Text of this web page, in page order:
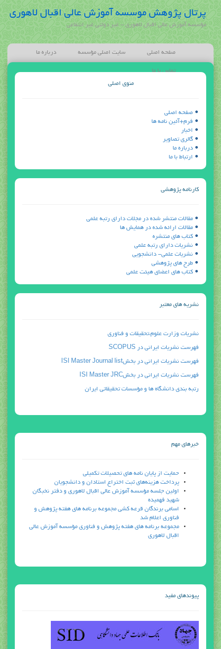
پرتال پژوهش موسسه آموزش عالی اقبال لاهوری
مؤسسه آموزش عالی اقبال لاهوری - غیر دولتی غیر انتفاعی
صفحه اصلی سایت اصلی مؤسسه درباره ما
تماس با ما
منوی اصلی
صفحه اصلی
فرم+آئين نامه ها
اخبار
گالری تصاویر
درباره ما
ارتباط با ما
كارنامه پژوهشي
مقالات منتشر شده در مجلات داراي رتبه علمي
مقالات ارائه شده در همايش ها
كتاب هاي منتشره
نشريات داراي رتبه علمي
نشريات علمي- دانشجويي
طرح هاي پژوهشي
كتاب هاي اعضاي هيئت علمي
نشریه های معتبر
نشريات وزارت علوم،تحقيقات و فناوري
فهرست نشريات ايراني در SCOPUS
فهرست نشريات ايراني در بخشISI Master Journal list
فهرست نشريات ايراني در بخشISI Master JRC
رتبه بندي دانشگاه ها و مؤسسات تحقيقاتي ايران
خبرهاي مهم
حمايت از پايان نامه هاي تحصيلات تكميلي
پرداخت هزینه‌های ثبت اختراع استادان و دانشجویان
اولين جلسه مؤسسه آموزش عالي اقبال لاهوري و دفتر نخبگان
شهيد فهميده
اسامي برندگان قرعه كشي مجموعه برنامه هاي هفته پژوهش و
فناوري اعلام شد
مجموعه برنامه هاي هفته پژوهش و فناوري مؤسسه آموزش عالي
اقبال لاهوري
پيوندهاي مفيد